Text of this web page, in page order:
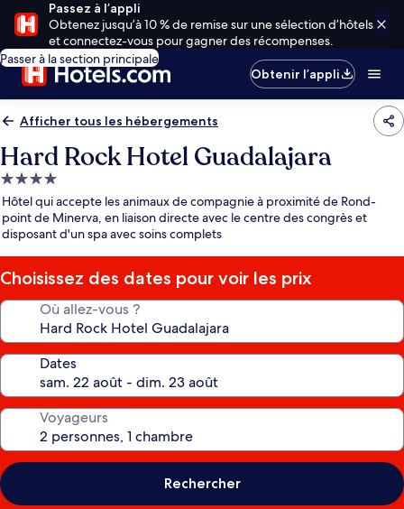
Passez à l’appli
Obtenez jusqu’à 10 % de remise sur une sélection d’hôtels
et connectez-vous pour gagner des récompenses.
Passer à la section principale
Obtenir l’appli
Afficher tous les hébergements
Hard Rock Hotel Guadalajara
Hébergement
4.0 étoiles
Hôtel qui accepte les animaux de compagnie à proximité de Rond-
point de Minerva, en liaison directe avec le centre des congrès et
disposant d'un spa avec soins complets
Choisissez des dates pour voir les prix
Où allez-vous ?
Dates
Voyageurs
Rechercher